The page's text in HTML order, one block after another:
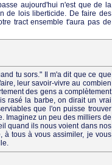
aujourd'hui n'est que de la
de lois liberticide. De faire des
tract ensemble t'aura pas de
tu sors." Il m'a dit que ce que
leur savoir-vivre au combien
des gens a complètement
rasé la barbe, on dirait un vrai
que l'on puisse trouver
Imaginez un peu des milliers de
quand ils nous voient dans nos
à tous à vous assimiler, je vous